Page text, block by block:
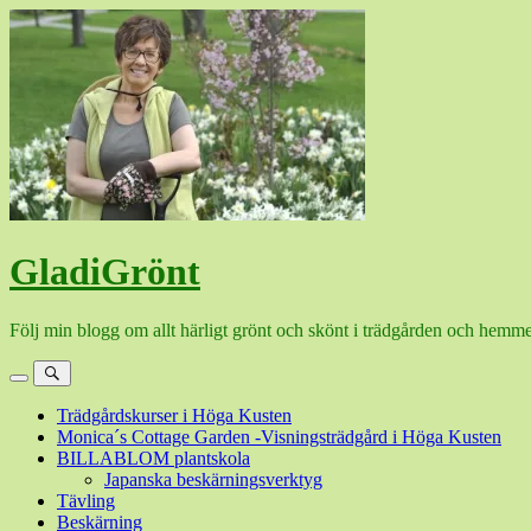
Hoppa
GladiGrönt
Följ min blogg om allt härligt grönt och skönt i trädgården och
MenySök
Trädgårdskurser i Höga Kusten
Monica´s Cottage Garden -Visningsträdgård i Höga Kusten
BILLABLOM plantskola
Japanska beskärningsverktyg
Tävling
Beskärning